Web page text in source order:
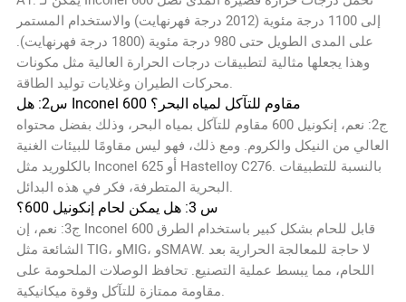
إلى 1100 درجة مئوية (2012 درجة فهرنهايت) والاستخدام المستمر
على المدى الطويل حتى 980 درجة مئوية (1800 درجة فهرنهايت).
وهذا يجعلها مثالية لتطبيقات درجات الحرارة العالية مثل مكونات
محركات الطيران وغلايات توليد الطاقة.
ج2: نعم، إنكونيل 600 مقاوم للتآكل بمياه البحر، وذلك بفضل محتواه
العالي من النيكل والكروم. ومع ذلك، فهو ليس مقاومًا للبيئات الغنية
بالكلوريد مثل Inconel 625 أو Hastelloy C276. بالنسبة للتطبيقات
البحرية المتطرفة، فكر في هذه البدائل.
ج3: نعم، إن Inconel 600 قابل للحام بشكل كبير باستخدام الطرق
الشائعة مثل TIG، وMIG، وSMAW. لا حاجة للمعالجة الحرارية بعد
اللحام، مما يبسط عملية التصنيع. تحافظ الوصلات الملحومة على
مقاومة ممتازة للتآكل وقوة ميكانيكية.